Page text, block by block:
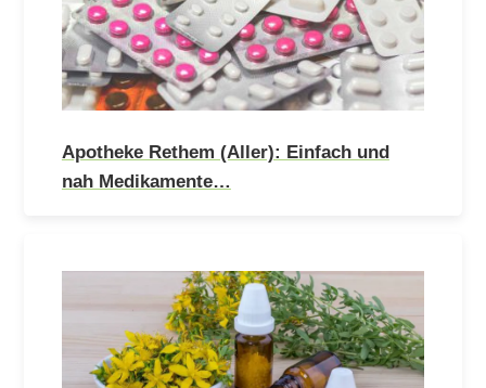
Apotheke Rethem (Aller): Einfach und
nah Medikamente…